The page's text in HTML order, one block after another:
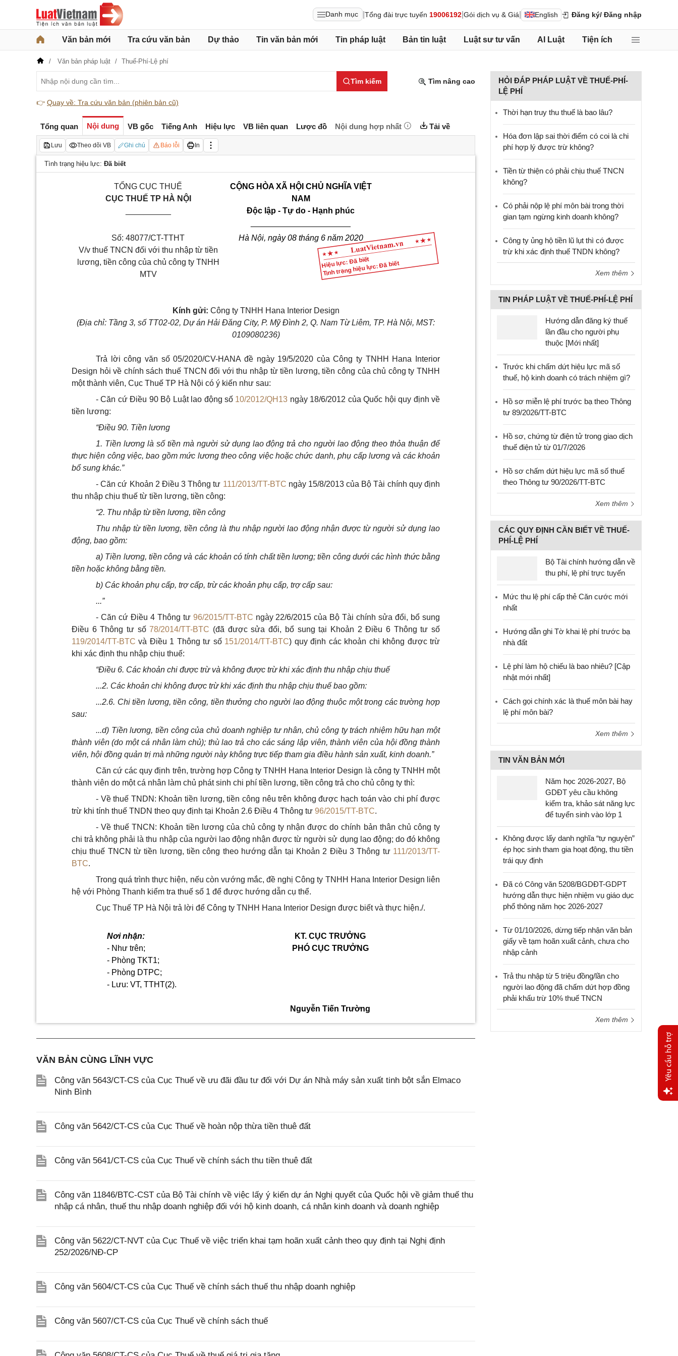
Danh mục Tổng đài trực tuyến 19006192 Gói dịch vụ & Giá English Đăng ký/ Đăng nhập
Văn bản mới Tra cứu văn bản Dự thảo Tin văn bản mới Tin pháp luật Bản tin luật Luật sư tư vấn AI Luật Tiện ích
Văn bản pháp luật Thuế-Phí-Lệ phí
Tìm kiếm Tìm nâng cao
👉 Quay về: Tra cứu văn bản (phiên bản cũ)
Tổng quan Nội dung VB gốc Tiếng Anh Hiệu lực VB liên quan Lược đồ Nội dung hợp nhất Tải về
Lưu Theo dõi VB Ghi chú Báo lỗi In
Tình trạng hiệu lực: Đã biết
Hiệu lực: Đã biết
Tình trạng hiệu lực: Đã biết
TỔNG CỤC THUẾ
CỤC THUẾ TP HÀ NỘI
CỘNG HÒA XÃ HỘI CHỦ NGHĨA VIỆT
NAM
Độc lập - Tự do - Hạnh phúc
Số: 48077/CT-TTHT
V/v thuế TNCN đối với thu nhập từ tiền
lương, tiền công của chủ công ty TNHH
MTV
Hà Nội, ngày 08 tháng 6 năm 2020
Kính gửi: Công ty TNHH Hana Interior Design
(Địa chỉ: Tầng 3, số TT02-02, Dự án Hải Đăng City, P. Mỹ Đình 2, Q. Nam Từ Liêm, TP. Hà Nội, MST:
0109080236)
Trả lời công văn số 05/2020/CV-HANA đề ngày 19/5/2020 của Công ty TNHH Hana Interior
Design hỏi về chính sách thuế TNCN đối với thu nhập từ tiền lương, tiền công của chủ công ty TNHH
một thành viên, Cục Thuế TP Hà Nội có ý kiến như sau:
- Căn cứ Điều 90 Bộ Luật lao động số 10/2012/QH13 ngày 18/6/2012 của Quốc hội quy định về
tiền lương:
“Điều 90. Tiền lương
1. Tiền lương là số tiền mà người sử dụng lao động trả cho người lao động theo thỏa thuận để
thực hiện công việc, bao gồm mức lương theo công việc hoặc chức danh, phụ cấp lương và các khoản
bổ sung khác.”
- Căn cứ Khoản 2 Điều 3 Thông tư 111/2013/TT-BTC ngày 15/8/2013 của Bộ Tài chính quy định
thu nhập chịu thuế từ tiền lương, tiền công:
“2. Thu nhập từ tiền lương, tiền công
Thu nhập từ tiền lương, tiền công là thu nhập người lao động nhận được từ người sử dụng lao
động, bao gồm:
a) Tiền lương, tiền công và các khoản có tính chất tiền lương; tiền công dưới các hình thức bằng
tiền hoặc không bằng tiền.
b) Các khoản phụ cấp, trợ cấp, trừ các khoản phụ cấp, trợ cấp sau:
...”
- Căn cứ Điều 4 Thông tư 96/2015/TT-BTC ngày 22/6/2015 của Bộ Tài chính sửa đổi, bổ sung
Điều 6 Thông tư số78/2014/TT-BTC (đã được sửa đổi, bổ sung tại Khoản 2 Điều 6 Thông tư số
119/2014/TT-BTC và Điều 1 Thông tư số 151/2014/TT-BTC) quy định các khoản chi không được trừ
khi xác định thu nhập chịu thuế:
“Điều 6. Các khoản chi được trừ và không được trừ khi xác định thu nhập chịu thuế
...2. Các khoản chi không được trừ khi xác định thu nhập chịu thuế bao gồm:
...2.6. Chi tiền lương, tiền công, tiền thưởng cho người lao động thuộc một trong các trường hợp
sau:
...d) Tiền lương, tiền công của chủ doanh nghiệp tư nhân, chủ công ty trách nhiệm hữu hạn một
thành viên (do một cá nhân làm chủ); thù lao trả cho các sáng lập viên, thành viên của hội đồng thành
viên, hội đồng quản trị mà những người này không trực tiếp tham gia điều hành sản xuất, kinh doanh.”
Căn cứ các quy định trên, trường hợp Công ty TNHH Hana Interior Design là công ty TNHH một
thành viên do một cá nhân làm chủ phát sinh chi phí tiền lương, tiền công trả cho chủ công ty thì:
- Về thuế TNDN: Khoản tiền lương, tiền công nêu trên không được hạch toán vào chi phí được
trừ khi tính thuế TNDN theo quy định tại Khoản 2.6 Điều 4 Thông tư 96/2015/TT-BTC.
- Về thuế TNCN: Khoản tiền lương của chủ công ty nhận được do chính bản thân chủ công ty
chi trả không phải là thu nhập của người lao động nhận được từ người sử dụng lao động; do đó không
chịu thuế TNCN từ tiền lương, tiền công theo hướng dẫn tại Khoản 2 Điều 3 Thông tư 111/2013/TT-
BTC.
Trong quá trình thực hiện, nếu còn vướng mắc, đề nghị Công ty TNHH Hana Interior Design liên
hệ với Phòng Thanh kiểm tra thuế số 1 để được hướng dẫn cụ thể.
Cục Thuế TP Hà Nội trả lời để Công ty TNHH Hana Interior Design được biết và thực hiện./.
Nơi nhận:
- Như trên;
- Phòng TKT1;
- Phòng DTPC;
- Lưu: VT, TTHT(2).
KT. CỤC TRƯỞNG
PHÓ CỤC TRƯỞNG
Nguyễn Tiến Trường
VĂN BẢN CÙNG LĨNH VỰC
Công văn 5643/CT-CS của Cục Thuế về ưu đãi đầu tư đối với Dự án Nhà máy sản xuất tinh bột sắn Elmaco
Ninh Bình
Công văn 5642/CT-CS của Cục Thuế về hoàn nộp thừa tiền thuê đất
Công văn 5641/CT-CS của Cục Thuế về chính sách thu tiền thuê đất
Công văn 11846/BTC-CST của Bộ Tài chính về việc lấy ý kiến dự án Nghị quyết của Quốc hội về giảm thuế thu
nhập cá nhân, thuế thu nhập doanh nghiệp đối với hộ kinh doanh, cá nhân kinh doanh và doanh nghiệp
Công văn 5622/CT-NVT của Cục Thuế về việc triển khai tạm hoãn xuất cảnh theo quy định tại Nghị định
252/2026/NĐ-CP
Công văn 5604/CT-CS của Cục Thuế về chính sách thuế thu nhập doanh nghiệp
Công văn 5607/CT-CS của Cục Thuế về chính sách thuế
HỎI ĐÁP PHÁP LUẬT VỀ THUẾ-PHÍ-
LỆ PHÍ
Thời hạn truy thu thuế là bao lâu?
Hóa đơn lập sai thời điểm có coi là chi
phí hợp lý được trừ không?
Tiền từ thiện có phải chịu thuế TNCN
không?
Có phải nộp lệ phí môn bài trong thời
gian tạm ngừng kinh doanh không?
Công ty ủng hộ tiền lũ lụt thì có được
trừ khi xác định thuế TNDN không?
Xem thêm
TIN PHÁP LUẬT VỀ THUẾ-PHÍ-LỆ PHÍ
Hướng dẫn đăng ký thuế
lần đầu cho người phụ
thuộc [Mới nhất]
Trước khi chấm dứt hiệu lực mã số
thuế, hộ kinh doanh có trách nhiệm gì?
Hồ sơ miễn lệ phí trước bạ theo Thông
tư 89/2026/TT-BTC
Hồ sơ, chứng từ điện tử trong giao dịch
thuế điện tử từ 01/7/2026
Hồ sơ chấm dứt hiệu lực mã số thuế
theo Thông tư 90/2026/TT-BTC
Xem thêm
CÁC QUY ĐỊNH CẦN BIẾT VỀ THUẾ-
PHÍ-LỆ PHÍ
Bộ Tài chính hướng dẫn về
thu phí, lệ phí trực tuyến
Mức thu lệ phí cấp thẻ Căn cước mới
nhất
Hướng dẫn ghi Tờ khai lệ phí trước bạ
nhà đất
Lệ phí làm hộ chiếu là bao nhiêu? [Cập
nhật mới nhất]
Cách gọi chính xác là thuế môn bài hay
lệ phí môn bài?
Xem thêm
TIN VĂN BẢN MỚI
Năm học 2026-2027, Bộ
GDĐT yêu cầu không
kiểm tra, khảo sát năng lực
để tuyển sinh vào lớp 1
Không được lấy danh nghĩa “tự nguyện”
ép học sinh tham gia hoạt động, thu tiền
trái quy định
Đã có Công văn 5208/BGDĐT-GDPT
hướng dẫn thực hiện nhiệm vụ giáo dục
phổ thông năm học 2026-2027
Từ 01/10/2026, dừng tiếp nhận văn bản
giấy về tạm hoãn xuất cảnh, chưa cho
nhập cảnh
Trả thu nhập từ 5 triệu đồng/lần cho
người lao động đã chấm dứt hợp đồng
phải khấu trừ 10% thuế TNCN
Xem thêm